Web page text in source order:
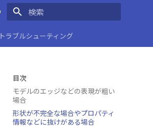
トラブルシューティング
目次
モデルのエッジなどの表現が粗い
場合
形状が不完全な場合やプロパティ
情報などに抜けがある場合